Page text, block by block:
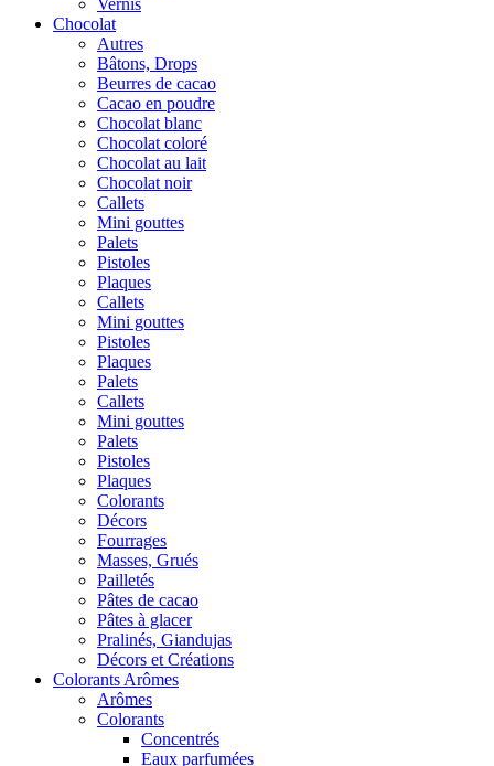
Vernis
Chocolat
Autres
Bâtons, Drops
Beurres de cacao
Cacao en poudre
Chocolat blanc
Chocolat coloré
Chocolat au lait
Chocolat noir
Callets
Mini gouttes
Palets
Pistoles
Plaques
Callets
Mini gouttes
Pistoles
Plaques
Palets
Callets
Mini gouttes
Palets
Pistoles
Plaques
Colorants
Décors
Fourrages
Masses, Grués
Pailletés
Pâtes de cacao
Pâtes à glacer
Pralinés, Giandujas
Décors et Créations
Colorants Arômes
Arômes
Colorants
Concentrés
Eaux parfumées